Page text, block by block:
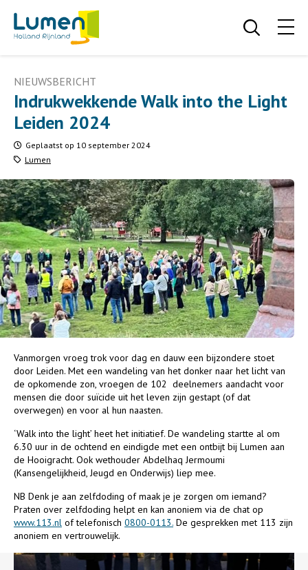
NIEUWSBERICHT
Indrukwekkende Walk into the Light
Leiden 2024
Geplaatst op 10 september 2024
Lumen
Vanmorgen vroeg trok voor dag en dauw een bijzondere stoet
door Leiden. Met een wandeling van het donker naar het licht van
de opkomende zon, vroegen de 102 deelnemers aandacht voor
mensen die door suïcide uit het leven zijn gestapt (of dat
overwegen) en voor al hun naasten.
‘Walk into the light’ heet het initiatief. De wandeling startte al om
6.30 uur in de ochtend en eindigde met een ontbijt bij Lumen aan
de Hooigracht. Ook wethouder Abdelhaq Jermoumi
(Kansengelijkheid, Jeugd en Onderwijs) liep mee.
NB Denk je aan zelfdoding of maak je je zorgen om iemand?
Praten over zelfdoding helpt en kan anoniem via de chat op
www.113.nl of telefonisch 0800-0113. De gesprekken met 113 zijn
anoniem en vertrouwelijk.